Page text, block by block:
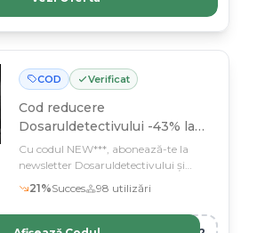
ajung direct la tine fără costuri
suplimentare.
COD Verificat
Cod reducere
Dosaruldetectivului -43% la
abonare newsletter
Cu codul NEW***, abonează-te la
newsletter Dosaruldetectivului și
economisește 43% la jocurile de
investigație 100% românești
21%Succes 98 utilizări